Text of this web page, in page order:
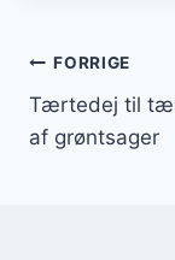
FORRIGE
Tærtedej til
af grøntsager